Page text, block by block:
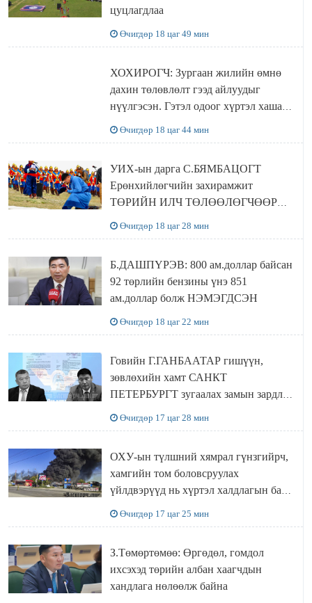
цуцлагдлаа
Өчигдөр 18 цаг 49 мин
ХОХИРОГЧ: Зургаан жилийн өмнө
дахин төлөвлөлт гээд айлуудыг
нүүлгэсэн. Гэтэл одоог хүртэл хашаа
Өчигдөр 18 цаг 44 мин
УИХ-ын дарга С.БЯМБАЦОГТ
Ерөнхийлөгчийн захирамжит
ТӨРИЙН ИЛЧ ТӨЛӨӨЛӨГЧӨӨР
Өчигдөр 18 цаг 28 мин
Б.ДАШПҮРЭВ: 800 ам.доллар байсан
92 төрлийн бензины үнэ 851
ам.доллар болж НЭМЭГДСЭН
Өчигдөр 18 цаг 22 мин
Говийн Г.ГАНБААТАР гишүүн,
зөвлөхийн хамт САНКТ
ПЕТЕРБУРГТ зугаалах замын зардлаа
Өчигдөр 17 цаг 28 мин
ОХУ-ын түлшний хямрал гүнзгийрч,
хамгийн том боловсруулах
үйлдвэрүүд нь хүртэл халдлагын бай
Өчигдөр 17 цаг 25 мин
З.Төмөртөмөө: Өргөдөл, гомдол
ихсэхэд төрийн албан хаагчдын
хандлага нөлөөлж байна